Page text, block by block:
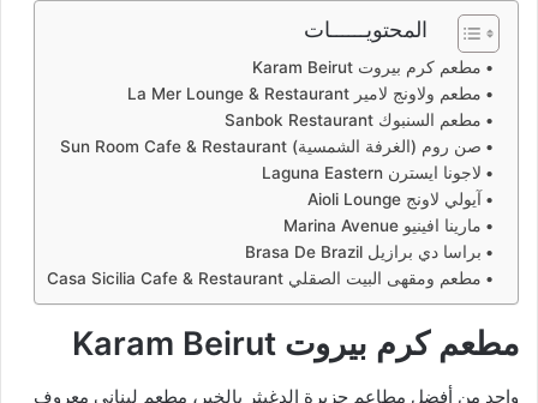
المحتويــــــات
مطعم كرم بيروت Karam Beirut
مطعم ولاونج لامير La Mer Lounge & Restaurant
مطعم السنبوك Sanbok Restaurant
صن روم (الغرفة الشمسية) Sun Room Cafe & Restaurant
لاجونا ايسترن Laguna Eastern
آيولي لاونج Aioli Lounge
مارينا افينيو Marina Avenue
براسا دي برازيل Brasa De Brazil
مطعم ومقهى البيت الصقلي Casa Sicilia Cafe & Restaurant
مطعم كرم بيروت Karam Beirut
واحد من أفضل مطاعم جزيرة الدغيثر بالخبر، مطعم لبناني معروف